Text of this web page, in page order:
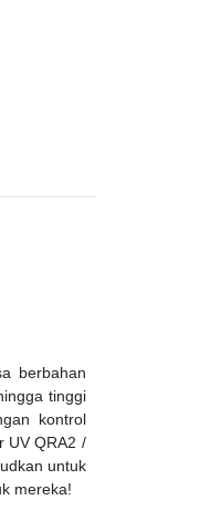
berbahan
tinggi
kontrol
UV QRA2 /
untuk
mereka!